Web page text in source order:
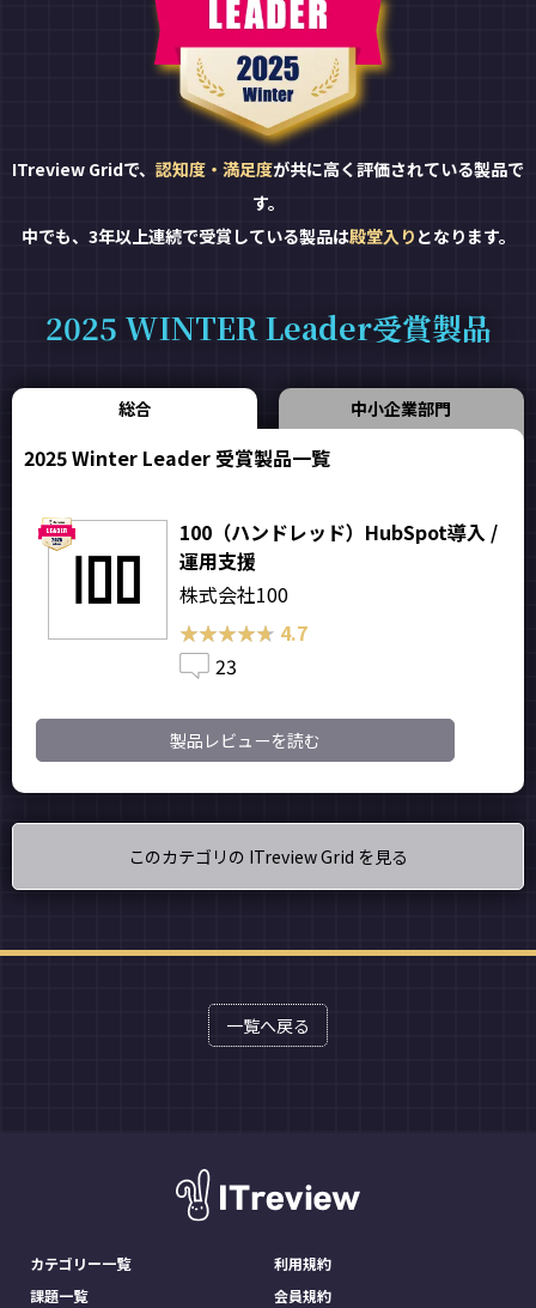
ITreview Gridで、 認知度・満足度が共に高く評価されている製品で
す。
中でも、3年以上連続で受賞している製品は殿堂入り となります。
2025 WINTER Leader受賞製品
総合 中小企業部門
2025 Winter Leader 受賞製品一覧
100（ハンドレッド）HubSpot導入 /
運用支援
株式会社100
★★★★★
★★★★★ 4.7
23
製品レビューを読む
このカテゴリの ITreview Grid を見る
一覧へ戻る
カテゴリー一覧
課題一覧
利用規約
会員規約